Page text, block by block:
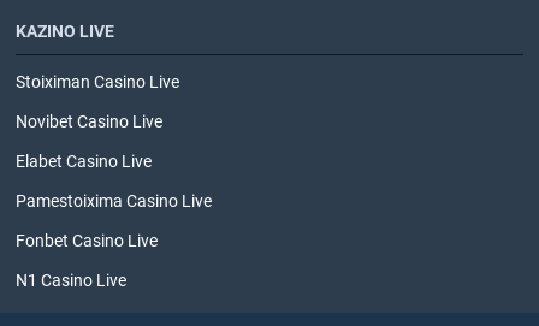
ΚΑΖΙΝΟ LIVE
Stoiximan Casino Live
Novibet Casino Live
Elabet Casino Live
Pamestoixima Casino Live
Fonbet Casino Live
N1 Casino Live